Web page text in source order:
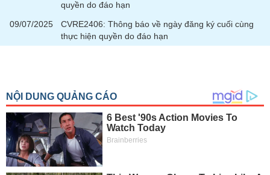
quyền do đáo hạn
09/07/2025
CVRE2406: Thông báo về ngày đăng ký cuối cùng
thực hiện quyền do đáo hạn
tư
Truyền
thông